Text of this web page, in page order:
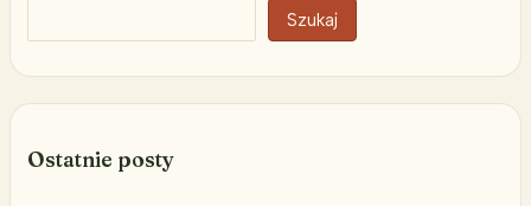
Szukaj
Ostatnie posty